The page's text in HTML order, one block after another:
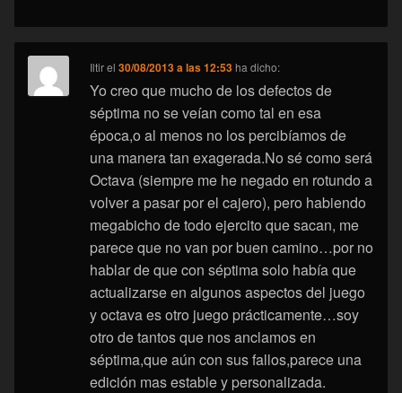
Iltirel30/08/2013 a las 12:53 ha dicho:
Yo creo que mucho de los defectos de
séptima no se veían como tal en esa
época,o al menos no los percibíamos de
una manera tan exagerada.No sé como será
Octava (siempre me he negado en rotundo a
volver a pasar por el cajero), pero habiendo
megabicho de todo ejercito que sacan, me
parece que no van por buen camino…por no
hablar de que con séptima solo había que
actualizarse en algunos aspectos del juego
y octava es otro juego prácticamente…soy
otro de tantos que nos anclamos en
séptima,que aún con sus fallos,parece una
edición mas estable y personalizada.